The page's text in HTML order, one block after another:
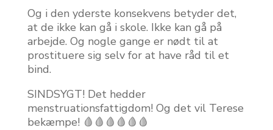
Og i den yderste konsekvens betyder det,
at de ikke kan gå i skole. Ikke kan gå på
arbejde. Og nogle gange er nødt til at
prostituere sig selv for at have råd til et
bind.
SINDSYGT! Det hedder
menstruationsfattigdom! Og det vil Terese
bekæmpe! 🩸🩸🩸🩸🩸🩸